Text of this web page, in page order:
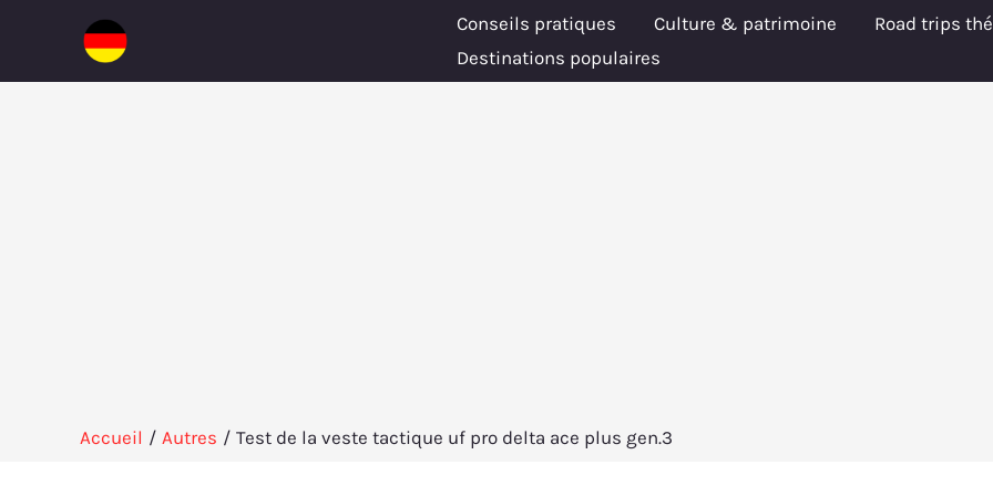
contenu
Conseils pratiques Culture & patrimoine Road trips
Destinations populaires
Accueil Autres Test de la veste tactique uf pro delta ace plus gen.3